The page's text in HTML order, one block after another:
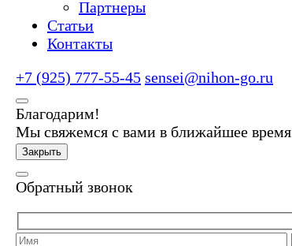
Партнеры
Статьи
Контакты
+7 (925) 777-55-45 sensei@nihon-go.ru
Благодарим!
Мы свяжемся с вами в ближайшее время
Закрыть
Обратный звонок